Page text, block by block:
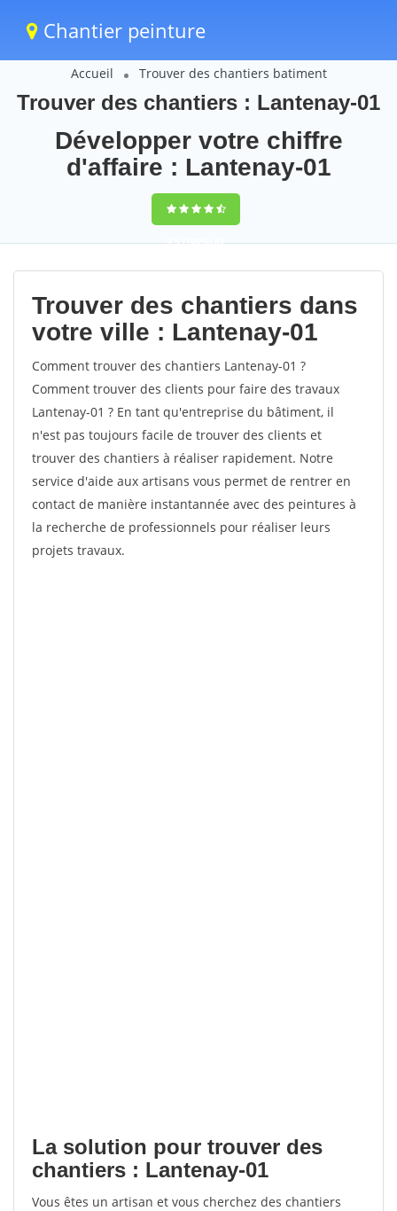
Chantier peinture
Accueil Trouver des chantiers batiment
Trouver des chantiers : Lantenay-01
Développer votre chiffre
d'affaire : Lantenay-01
9,5(100%)62
votes
Trouver des chantiers dans
votre ville : Lantenay-01
Comment trouver des chantiers Lantenay-01 ?
Comment trouver des clients pour faire des travaux
Lantenay-01 ? En tant qu'entreprise du bâtiment, il
n'est pas toujours facile de trouver des clients et
trouver des chantiers à réaliser rapidement. Notre
service d'aide aux artisans vous permet de rentrer en
contact de manière instantannée avec des peintures à
la recherche de professionnels pour réaliser leurs
projets travaux.
La solution pour trouver des
chantiers : Lantenay-01
Vous êtes un artisan et vous cherchez des chantiers